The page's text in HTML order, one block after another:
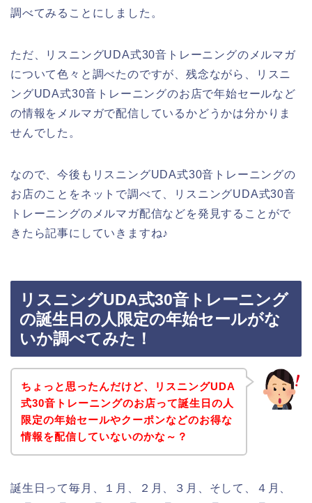
調べてみることにしました。
ただ、リスニングUDA式30音トレーニングのメルマガ
について色々と調べたのですが、残念ながら、リスニ
ングUDA式30音トレーニングのお店で年始セールなど
の情報をメルマガで配信しているかどうかは分かりま
せんでした。
なので、今後もリスニングUDA式30音トレーニングの
お店のことをネットで調べて、リスニングUDA式30音
トレーニングのメルマガ配信などを発見することがで
きたら記事にしていきますね♪
リスニングUDA式30音トレーニング
の誕生日の人限定の年始セールがな
いか調べてみた！
ちょっと思ったんだけど、リスニングUDA
式30音トレーニングのお店って誕生日の人
限定の年始セールやクーポンなどのお得な
情報を配信していないのかな～？
誕生日って毎月、１月、２月、３月、そして、４月、